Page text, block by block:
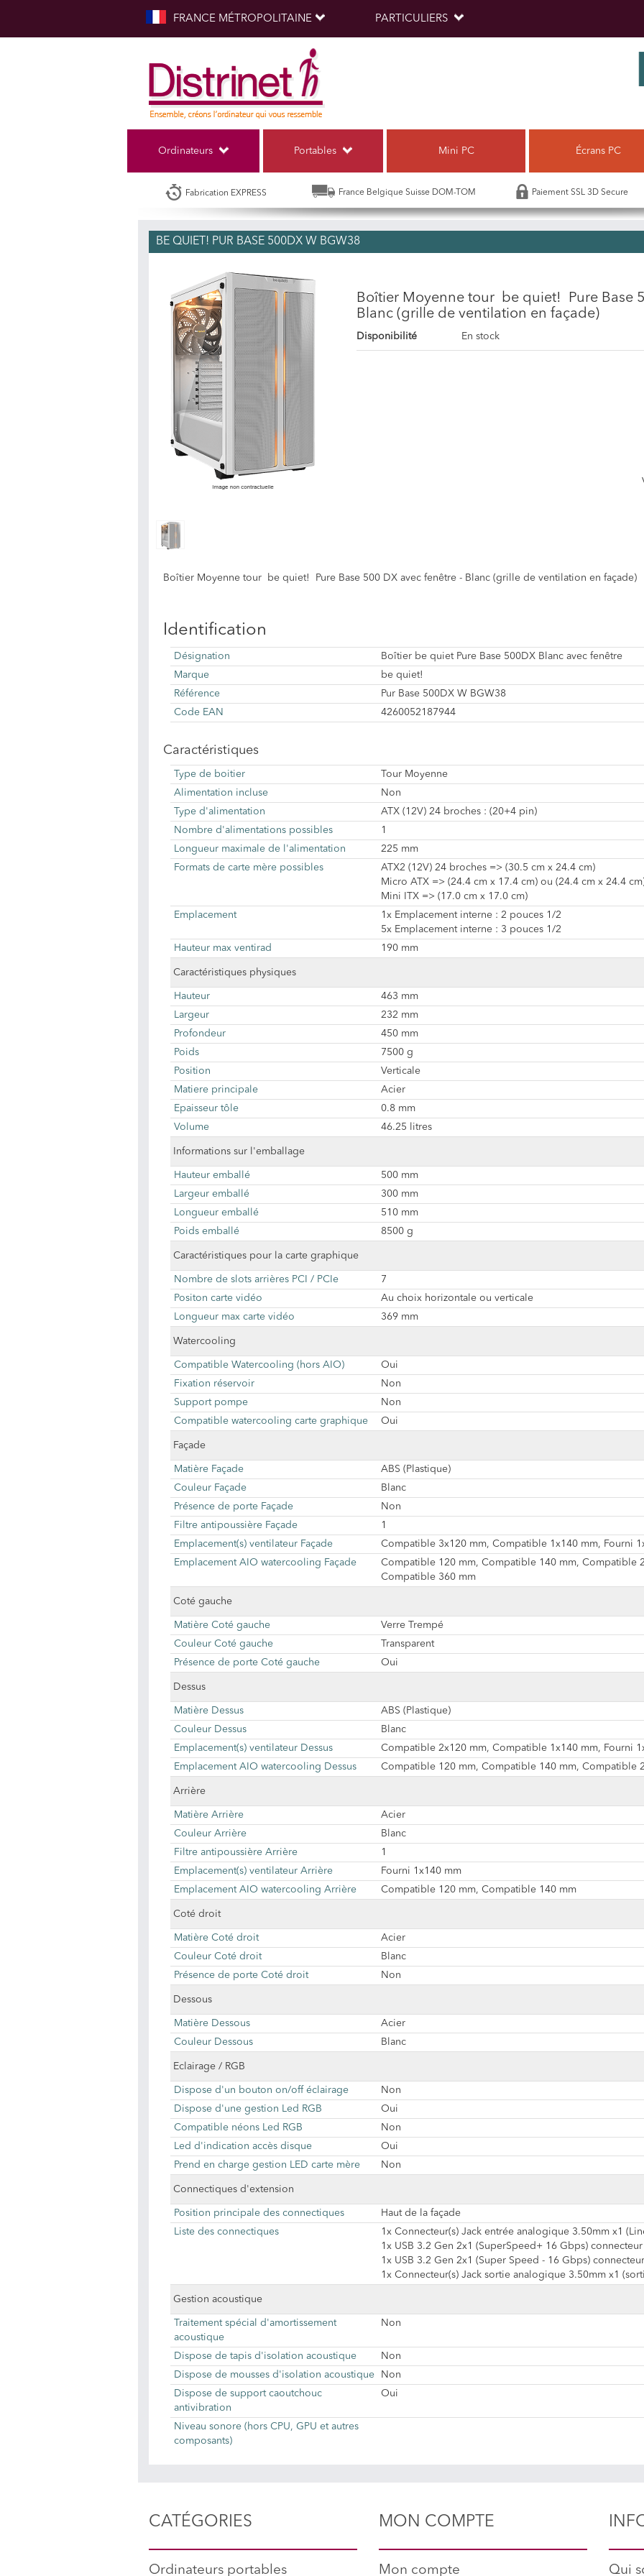
FRANCE MÉTROPOLITAINE PARTICULIERS
Ordinateurs Portables Mini PC Écrans PC
Fabrication EXPRESS France Belgique Suisse DOM-TOM Paiement SSL 3D Secure
BE QUIET! PUR BASE 500DX W BGW38
Boîtier Moyenne tour be quiet! Pure Base
Blanc (grille de ventilation en façade)
Disponibilité En stock
Boîtier Moyenne tour be quiet! Pure Base 500 DX avec fenêtre - Blanc (grille de ventilation en façade)
Identification
Désignation
Boîtier be quiet Pure Base 500DX Blanc avec fenêtre
Marque
be quiet!
Référence
Pur Base 500DX W BGW38
Code EAN
4260052187944
Caractéristiques
Type de boitier
Tour Moyenne
Alimentation incluse
Non
Type d'alimentation
ATX (12V) 24 broches : (20+4 pin)
Nombre d'alimentations possibles
1
Longueur maximale de l'alimentation
225 mm
Formats de carte mère possibles
ATX2 (12V) 24 broches => (30.5 cm x 24.4 cm)
Micro ATX => (24.4 cm x 17.4 cm) ou (24.4 cm x 24.4
Mini ITX => (17.0 cm x 17.0 cm)
Emplacement
1x Emplacement interne : 2 pouces 1/2
5x Emplacement interne : 3 pouces 1/2
Hauteur max ventirad
190 mm
Caractéristiques physiques
Hauteur
463 mm
Largeur
232 mm
Profondeur
450 mm
Poids
7500 g
Position
Verticale
Matiere principale
Acier
Epaisseur tôle
0.8 mm
Volume
46.25 litres
Informations sur l'emballage
Hauteur emballé
500 mm
Largeur emballé
300 mm
Longueur emballé
510 mm
Poids emballé
8500 g
Caractéristiques pour la carte graphique
Nombre de slots arrières PCI / PCIe
7
Positon carte vidéo
Au choix horizontale ou verticale
Longueur max carte vidéo
369 mm
Watercooling
Compatible Watercooling (hors AIO)
Oui
Fixation réservoir
Non
Support pompe
Non
Compatible watercooling carte graphique
Oui
Façade
Matière Façade
ABS (Plastique)
Couleur Façade
Blanc
Présence de porte Façade
Non
Filtre antipoussière Façade
1
Emplacement(s) ventilateur Façade
Compatible 3x120 mm, Compatible 1x140 mm, Fourni
Emplacement AIO watercooling Façade
Compatible 120 mm, Compatible 140 mm, Compatible
Compatible 360 mm
Coté gauche
Matière Coté gauche
Verre Trempé
Couleur Coté gauche
Transparent
Présence de porte Coté gauche
Oui
Dessus
Matière Dessus
ABS (Plastique)
Couleur Dessus
Blanc
Emplacement(s) ventilateur Dessus
Compatible 2x120 mm, Compatible 1x140 mm, Fourni
Emplacement AIO watercooling Dessus
Compatible 120 mm, Compatible 140 mm, Compatible
Arrière
Matière Arrière
Acier
Couleur Arrière
Blanc
Filtre antipoussière Arrière
1
Emplacement(s) ventilateur Arrière
Fourni 1x140 mm
Emplacement AIO watercooling Arrière
Compatible 120 mm, Compatible 140 mm
Coté droit
Matière Coté droit
Acier
Couleur Coté droit
Blanc
Présence de porte Coté droit
Non
Dessous
Matière Dessous
Acier
Couleur Dessous
Blanc
Eclairage / RGB
Dispose d'un bouton on/off éclairage
Non
Dispose d'une gestion Led RGB
Oui
Compatible néons Led RGB
Non
Led d'indication accès disque
Oui
Prend en charge gestion LED carte mère
Non
Connectiques d'extension
Position principale des connectiques
Haut de la façade
Liste des connectiques
1x Connecteur(s) Jack entrée analogique 3.50mm x1
1x USB 3.2 Gen 2x1 (SuperSpeed+ 16 Gbps)
1x USB 3.2 Gen 2x1 (Super Speed - 16 Gbps)
1x Connecteur(s) Jack sortie analogique 3.50mm x1
Gestion acoustique
Traitement spécial d'amortissement
acoustique
Non
Dispose de tapis d'isolation acoustique
Non
Dispose de mousses d'isolation acoustique
Non
Dispose de support caoutchouc
antivibration
Oui
Niveau sonore (hors CPU, GPU et autres
composants)
CATÉGORIES
Ordinateurs portables
MON COMPTE
Mon compte Qui